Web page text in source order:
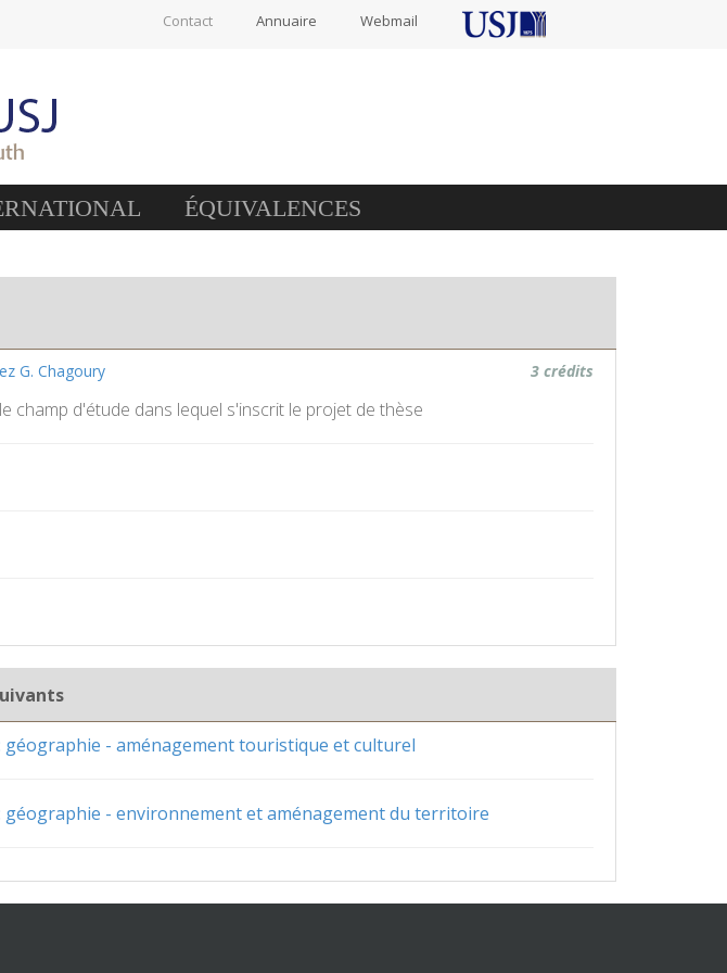
Contact Annuaire Webmail
ÉQUIVALENCES
G. Chagoury 3 crédits
champ d'étude dans lequel s'inscrit le projet de thèse
géographie - aménagement touristique et culturel
géographie - environnement et aménagement du territoire